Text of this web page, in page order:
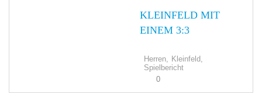
KLEINFELD MIT
EINEM 3:3
Herren, Kleinfeld,
Spielbericht
0